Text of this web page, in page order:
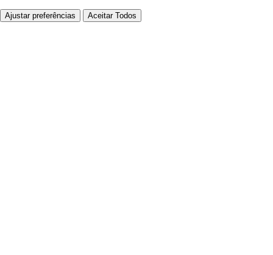
Ajustar preferências Aceitar Todos